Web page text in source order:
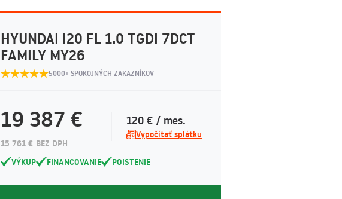
HYUNDAI I20 FL 1.0 TGDI 7DCT
FAMILY MY26
5000+ SPOKOJNÝCH ZAKAZNÍKOV
19 387 €
15 761 € BEZ DPH
120 € / mes.
Vypočítať splátku
VÝKUP FINANCOVANIE POISTENIE